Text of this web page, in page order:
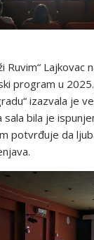
Ruvim“ Lajkovac
program u
izazvala je
sala bila je
potvrđuje da